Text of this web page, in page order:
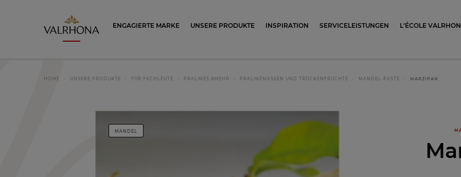
Valrhona - Imaginons le meilleur du chocolat
ENGAGIERTE MARKE UNSERE PRODUKTE INSPIRATION SERVICELEISTUNGEN L'ÉCOLE
HOME UNSERE PRODUKTE FÜR FACHLEUTE PRALINÉS &MEHR PRALINÉMASSEN UND TROCKENFRÜCHTE MANDEL-PASTE MARZIPAN
MANDEL